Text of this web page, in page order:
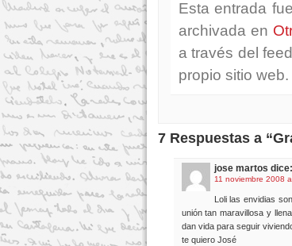
Esta entrada
archivada en
a través del feed
propio sitio web.
7 Respuestas a
jose martos dice:
11 noviembre 2008
Loli las envidias
unión tan maravillosa y
dan vida para seguir
te quiero José